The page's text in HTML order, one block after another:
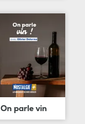
On parle vin